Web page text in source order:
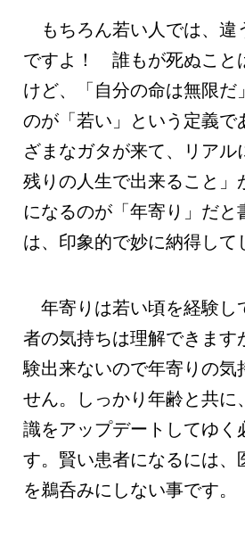
もちろん若い人では、違
ですよ！ 誰もが死ぬこと
けど、「自分の命は無限だ
のが「若い」という定義で
ざまなガタが来て、リアル
残りの人生で出来ること」
になるのが「年寄り」だと
は、印象的で妙に納得して
年寄りは若い頃を経験し
者の気持ちは理解できます
験出来ないので年寄りの気
せん。しっかり年齢と共に
識をアップデートしてゆく
す。賢い患者になるには、
を鵜呑みにしない事です。